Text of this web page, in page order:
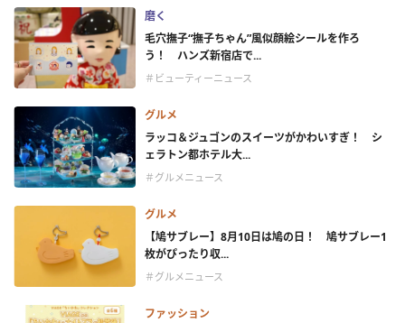
磨く
毛穴撫子“撫子ちゃん”風似顔絵シールを作ろ
う！ ハンズ新宿店で...
＃ビューティーニュース
グルメ
ラッコ＆ジュゴンのスイーツがかわいすぎ！ シ
ェラトン都ホテル大...
＃グルメニュース
グルメ
【鳩サブレー】8月10日は鳩の日！ 鳩サブレー1
枚がぴったり収...
＃グルメニュース
ファッション